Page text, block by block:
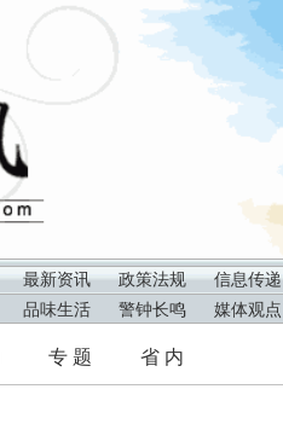
最新资讯 政策法规 信息传递
品味生活 警钟长鸣 媒体观点
专 题 省 内